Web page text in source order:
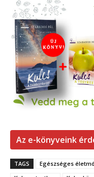
Az e-könyveink
TAGS Egészséges